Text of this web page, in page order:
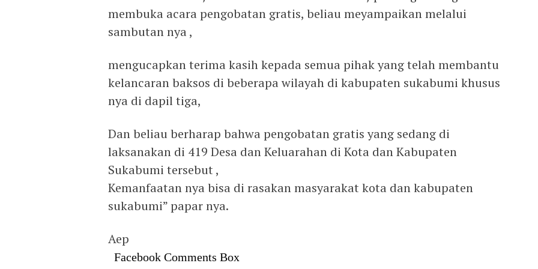
membuka acara pengobatan gratis, beliau meyampaikan melalui
sambutan nya ,
mengucapkan terima kasih kepada semua pihak yang telah membantu
kelancaran baksos di beberapa wilayah di kabupaten sukabumi khusus
nya di dapil tiga,
Dan beliau berharap bahwa pengobatan gratis yang sedang di
laksanakan di 419 Desa dan Keluarahan di Kota dan Kabupaten
Sukabumi tersebut ,
Kemanfaatan nya bisa di rasakan masyarakat kota dan kabupaten
sukabumi” papar nya.
Aep
Facebook Comments Box